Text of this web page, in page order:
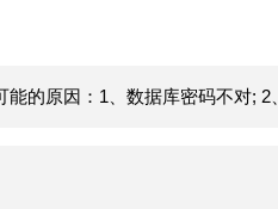
的原因：1、数据库密码不对; 2